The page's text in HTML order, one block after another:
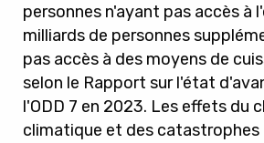
personnes n'ayant pas accès à
milliards de personnes
pas accès à des moyens de
selon le Rapport sur l'état
l'ODD 7 en 2023. Les effets du
climatique et des catastrophes